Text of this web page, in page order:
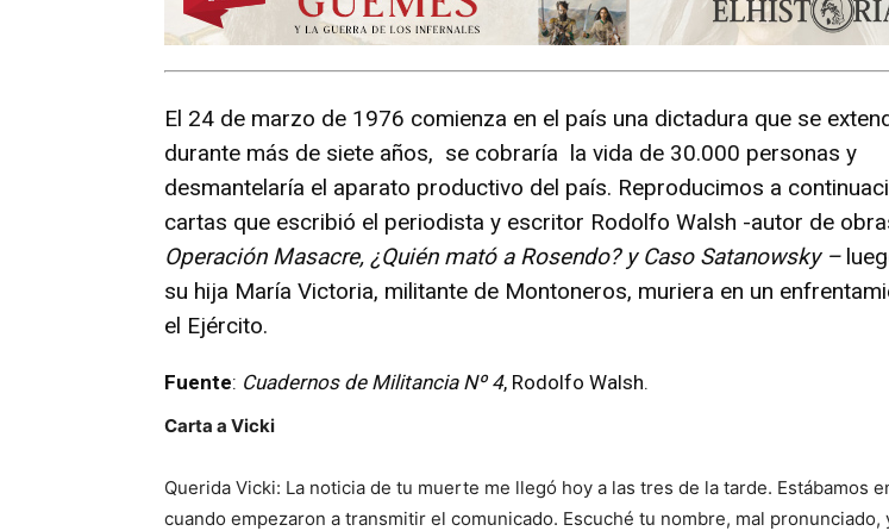
El 24 de marzo de 1976 comienza en el país una dictadura que se
durante más de siete años, se cobraría la vida de 30.000 personas y
desmantelaría el aparato productivo del país. Reproducimos a
cartas que escribió el periodista y escritor Rodolfo Walsh -autor de
Operación Masacre, ¿Quién mató a Rosendo?y Caso Satanowsky–
su hija María Victoria, militante de Montoneros, muriera en un
el Ejército.
Fuente: Cuadernos de Militancia Nº 4, Rodolfo Walsh.
Carta a Vicki
Querida Vicki: La noticia de tu muerte me llegó hoy a las tres de la tarde. Estábamos
cuando empezaron a transmitir el comunicado. Escuché tu nombre, mal pronunciado,